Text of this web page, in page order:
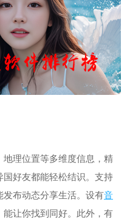
理位置等多维度信息，精
好友都能轻松结识。支持
发布动态分享生活。设有音
能让你找到同好。此外，有